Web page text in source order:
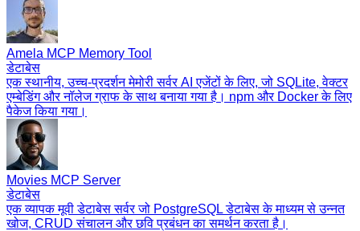
Amela MCP Memory Tool
डेटाबेस
एक स्थानीय, उच्च-प्रदर्शन मेमोरी सर्वर AI एजेंटों के लिए, जो SQLite, वेक्टर
एम्बेडिंग और नॉलेज ग्राफ के साथ बनाया गया है। npm और Docker के लिए
पैकेज किया गया।
Movies MCP Server
डेटाबेस
एक व्यापक मूवी डेटाबेस सर्वर जो PostgreSQL डेटाबेस के माध्यम से उन्नत
खोज, CRUD संचालन और छवि प्रबंधन का समर्थन करता है।